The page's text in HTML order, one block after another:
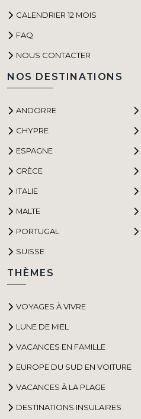
CALENDRIER 12 MOIS
FAQ
NOUS CONTACTER
NOS DESTINATIONS
ANDORRE
CHYPRE
ESPAGNE
GRÈCE
ITALIE
MALTE
PORTUGAL
SUISSE
THÈMES
VOYAGES À VIVRE
LUNE DE MIEL
VACANCES EN FAMILLE
EUROPE DU SUD EN VOITURE
VACANCES À LA PLAGE
DESTINATIONS INSULAIRES